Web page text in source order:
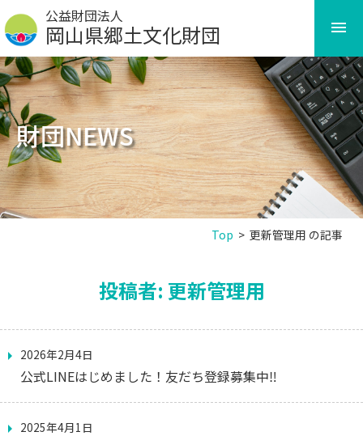
Skip
to
content
公益財団法人
岡山県郷土文化財団
財団NEWS
Top > 更新管理用 の記事
投稿者: 更新管理用
2026年2月4日
公式LINEはじめました！友だち登録募集中‼
2025年4月1日